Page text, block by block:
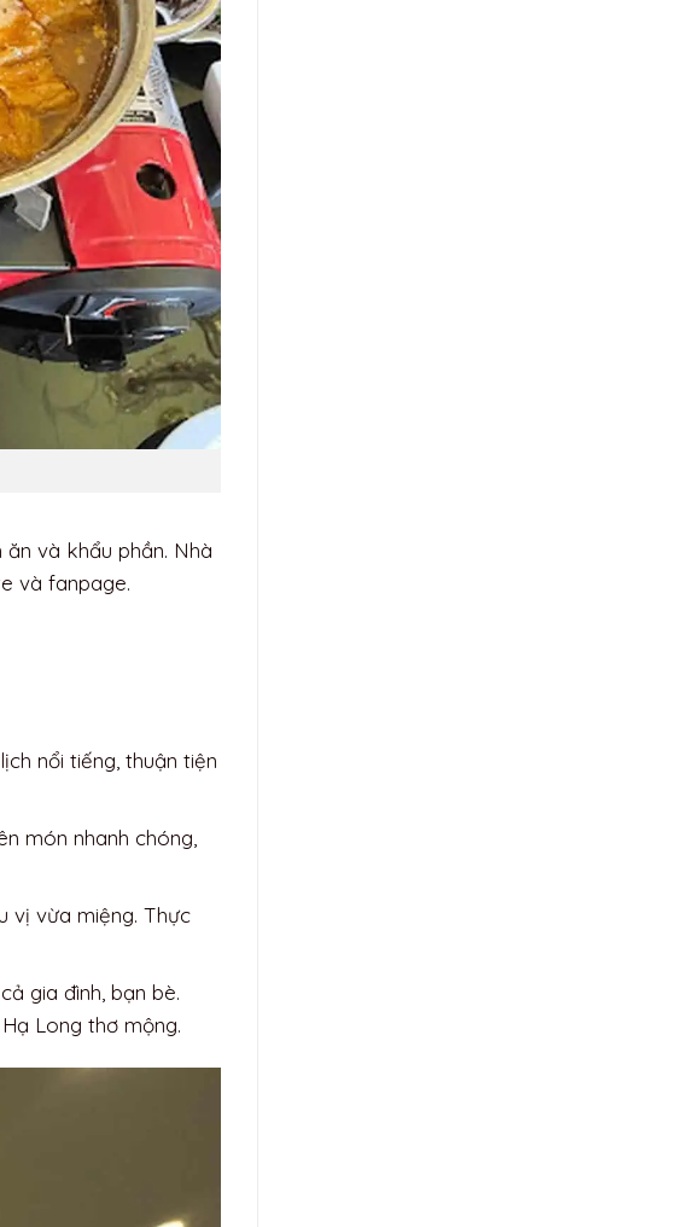
và khẩu phần. Nhà
và fanpage.
nổi tiếng, thuận tiện
món nhanh chóng,
vị vừa miệng. Thực
gia đình, bạn bè.
Long thơ mộng.